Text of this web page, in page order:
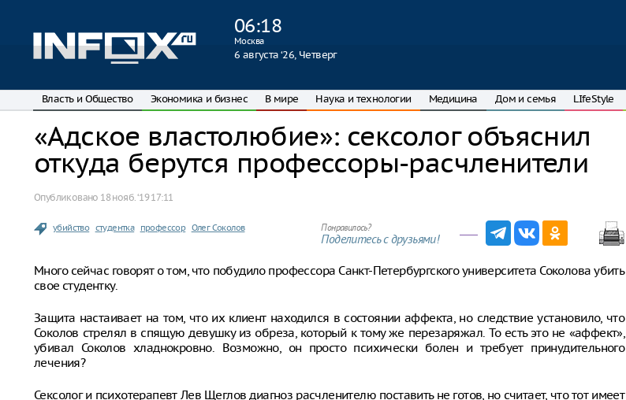
06:18
Москва
6 августа ‘26, Четверг
Власть и Общество Экономика и бизнес В мире Наука и технологии Медицина Дом и семья LIfeStyle
«Адское властолюбие»: сексолог объяснил
откуда берутся профессоры-расчленители
Опубликовано 18 нояб. ‘19 17:11
убийство студентка профессор Олег Соколов Понравилось?
Поделитесь с друзьями!
Много сейчас говорят о том, что побудило профессора Санкт-Петербургского университета Соколова убить
свое студентку.
Защита настаивает на том, что их клиент находился в состоянии аффекта, но следствие установило, что
Соколов стрелял в спящую девушку из обреза, который к тому же перезаряжал. То есть это не «аффект»,
убивал Соколов хладнокровно. Возможно, он просто психически болен и требует принудительного
лечения?
Сексолог и психотерапевт Лев Щеглов диагноз расчленителю поставить не готов, но считает, что тот имеет